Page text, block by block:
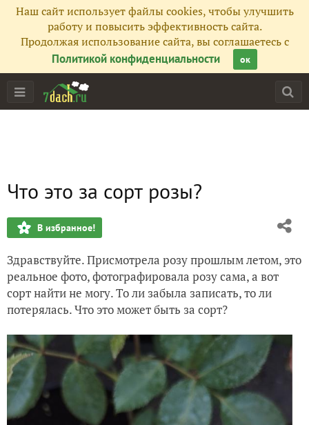
Наш сайт использует файлы cookies, чтобы улучшить
работу и повысить эффективность сайта.
Продолжая использование сайта, вы соглашаетесь с
Политикой конфиденциальности
ок
Что это за сорт розы?
В избранное!
Здравствуйте. Присмотрела розу прошлым летом, это
реальное фото, фотографировала розу сама, а вот
сорт найти не могу. То ли забыла записать, то ли
потерялась. Что это может быть за сорт?